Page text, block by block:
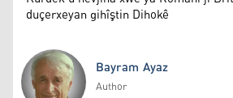
duçerxeyan gihîştin Dihokê
Bayram Ayaz
Author